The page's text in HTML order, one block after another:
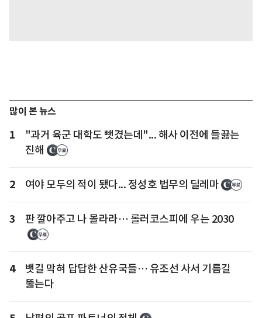
많이 본 뉴스
1
"과거 육군 대학도 뺏겼는데"... 해사 이전에 들끓는
진해
2 여야 모두의 적이 됐다... 정성호 법무의 딜레마
3 판 깔아주고 나 몰라라… 롤러코스피에 우는 2030
4
뱃길 막혀 답답한 산유국들… 유조선 사서 기름길
뚫는다